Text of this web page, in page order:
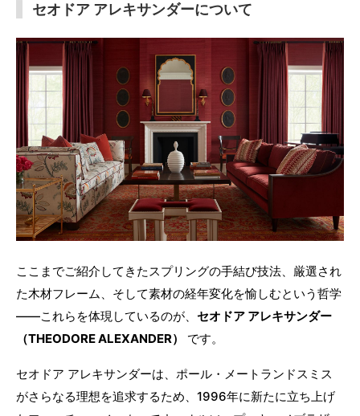
セオドア アレキサンダーについて
ここまでご紹介してきたスプリングの手結び技法、厳選され
た木材フレーム、そして素材の経年変化を愉しむという哲学
——これらを体現しているのが、 セオドア アレキサンダー
（THEODORE ALEXANDER）
です。
セオドア アレキサンダーは、ポール・メートランドスミス
がさらなる理想を追求するため、1996年に新たに立ち上げ